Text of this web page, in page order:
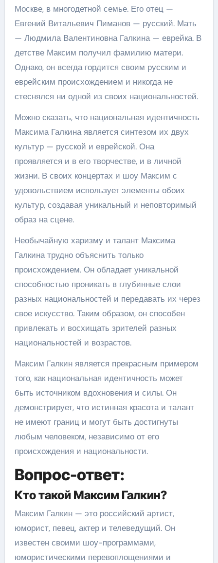
Москве, в многодетной семье. Его отец —
Евгений Витальевич Пиманов — русский. Мать
— Людмила Валентиновна Галкина — еврейка. В
детстве Максим получил фамилию матери.
Однако, он всегда гордится своим русским и
еврейским происхождением и никогда не
стеснялся ни одной из своих национальностей.
Можно сказать, что национальная идентичность
Максима Галкина является синтезом их двух
культур — русской и еврейской. Она
проявляется и в его творчестве, и в личной
жизни. В своих концертах и шоу Максим с
удовольствием использует элементы обоих
культур, создавая уникальный и неповторимый
образ на сцене.
Необычайную харизму и талант Максима
Галкина трудно объяснить только
происхождением. Он обладает уникальной
способностью проникать в глубинные слои
разных национальностей и передавать их через
свое искусство. Таким образом, он способен
привлекать и восхищать зрителей разных
национальностей и возрастов.
Максим Галкин является прекрасным примером
того, как национальная идентичность может
быть источником вдохновения и силы. Он
демонстрирует, что истинная красота и талант
не имеют границ и могут быть достигнуты
любым человеком, независимо от его
происхождения и национальности.
Вопрос-ответ:
Кто такой Максим Галкин?
Максим Галкин — это российский артист,
юморист, певец, актер и телеведущий. Он
известен своими шоу-программами,
юмористическими перевоплощениями и